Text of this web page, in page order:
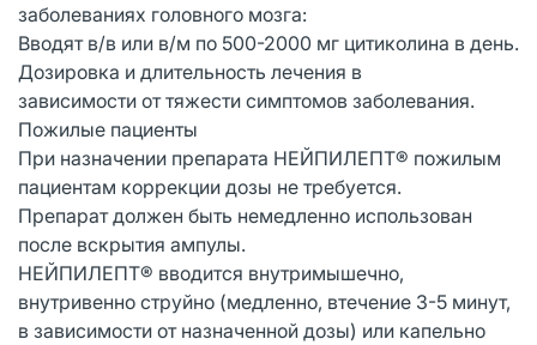
заболеваниях головного мозга:
Вводят в/в или в/м по 500-2000 мг цитиколина в день.
Дозировка и длительность лечения в
зависимости от тяжести симптомов заболевания.
Пожилые пациенты
При назначении препарата НЕЙПИЛЕПТ® пожилым
пациентам коррекции дозы не требуется.
Препарат должен быть немедленно использован
после вскрытия ампулы.
НЕЙПИЛЕПТ® вводится внутримышечно,
внутривенно струйно (медленно, втечение 3-5 минут,
в зависимости от назначенной дозы) или капельно